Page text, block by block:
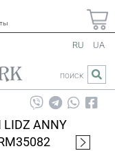
RU UA
ПОИСК
ANNY